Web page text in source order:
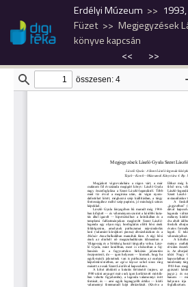
Erdélyi Múzeum
Füzet
Megjegyzések
könyve kapcsán
<<
>>